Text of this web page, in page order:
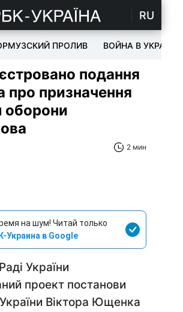
RU
ПРОЛИВ ВОЙНА В УКРАИНЕ
подання
призначення
оборони
2 мин
на шум! Читай только
Украина в Google
України
проект постанови
Віктора Ющенка